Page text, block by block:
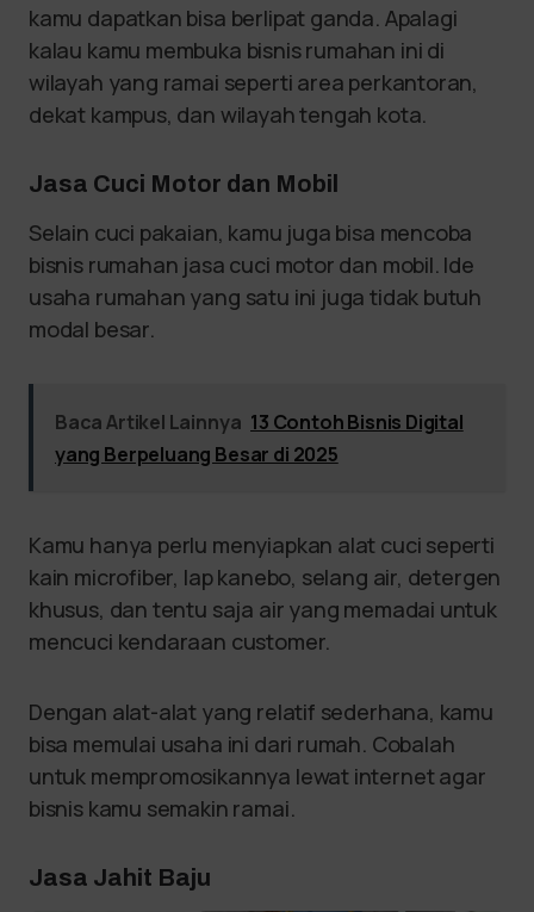
kamu dapatkan bisa berlipat ganda. Apalagi
kalau kamu membuka bisnis rumahan ini di
wilayah yang ramai seperti area perkantoran,
dekat kampus, dan wilayah tengah kota.
Jasa Cuci Motor dan Mobil
Selain cuci pakaian, kamu juga bisa mencoba
bisnis rumahan jasa cuci motor dan mobil. Ide
usaha rumahan yang satu ini juga tidak butuh
modal besar.
Baca Artikel Lainnya 13 Contoh Bisnis Digital
yang Berpeluang Besar di 2025
Kamu hanya perlu menyiapkan alat cuci seperti
kain microfiber, lap kanebo, selang air, detergen
khusus, dan tentu saja air yang memadai untuk
mencuci kendaraan customer.
Dengan alat-alat yang relatif sederhana, kamu
bisa memulai usaha ini dari rumah. Cobalah
untuk mempromosikannya lewat internet agar
bisnis kamu semakin ramai.
Jasa Jahit Baju